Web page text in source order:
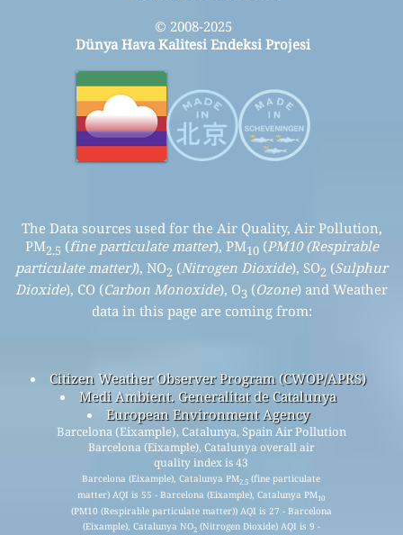
© 2008-2025
Dünya Hava Kalitesi Endeksi Projesi
The Data sources used for the Air Quality, Air Pollution,
PM2.5 (fine particulate matter), PM10(PM10 (Respirable
particulate matter)), NO2 (Nitrogen Dioxide), SO2 (Sulphur
Dioxide), CO (Carbon Monoxide), O3 (Ozone) and Weather
data in this page are coming from:
Citizen Weather Observer Program (CWOP/APRS)
Medi Ambient. Generalitat de Catalunya
European Environment Agency
Barcelona (Eixample), Catalunya, Spain Air Pollution
Barcelona (Eixample), Catalunya overall air
quality index is 43
Barcelona (Eixample), Catalunya PM2.5 (fine particulate
matter) AQI is 55 - Barcelona (Eixample), Catalunya PM10
(PM10 (Respirable particulate matter)) AQI is 27 - Barcelona
(Eixample), Catalunya NO2(Nitrogen Dioxide) AQI is 9 -